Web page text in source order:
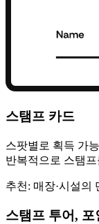
스탬프 카드
스팟별로 획득 가
반복적으로 스탬
추천: 매장·시설의
스탬프 투어,